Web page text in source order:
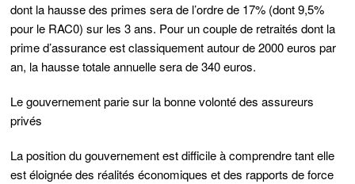
dont la hausse des primes sera de l’ordre de 17% (dont 9,5%
pour le RAC0) sur les 3 ans. Pour un couple de retraités dont la
prime d’assurance est classiquement autour de 2000 euros par
an, la hausse totale annuelle sera de 340 euros.
Le gouvernement parie sur la bonne volonté des assureurs
privés
La position du gouvernement est difficile à comprendre tant elle
est éloignée des réalités économiques et des rapports de force